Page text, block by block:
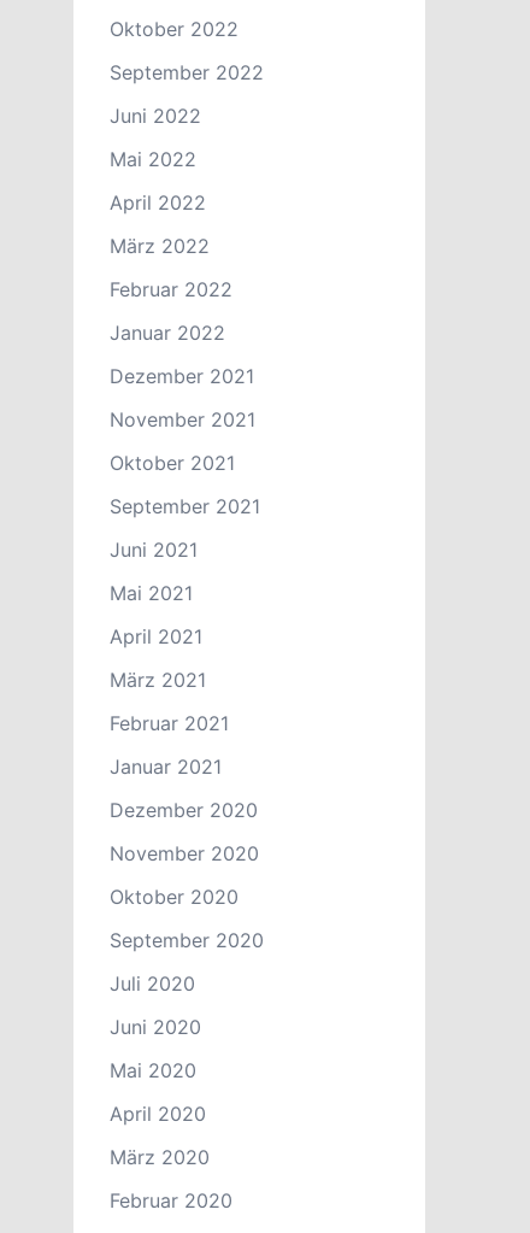
Oktober 2022
September 2022
Juni 2022
Mai 2022
April 2022
März 2022
Februar 2022
Januar 2022
Dezember 2021
November 2021
Oktober 2021
September 2021
Juni 2021
Mai 2021
April 2021
März 2021
Februar 2021
Januar 2021
Dezember 2020
November 2020
Oktober 2020
September 2020
Juli 2020
Juni 2020
Mai 2020
April 2020
März 2020
Februar 2020